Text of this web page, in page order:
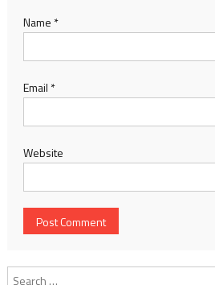
Name *
Email *
Website